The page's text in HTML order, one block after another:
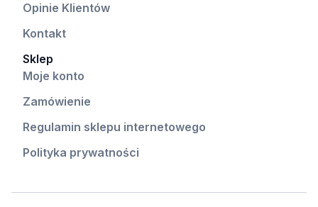
Opinie Klientów
Kontakt
Sklep
Moje konto
Zamówienie
Regulamin sklepu internetowego
Polityka prywatności